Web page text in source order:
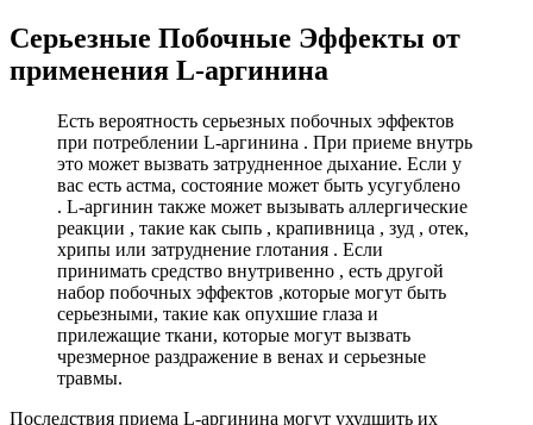
Серьезные Побочные Эффекты от
применения L-аргинина
Есть вероятность серьезных побочных эффектов
при потреблении L-аргинина . При приеме внутрь
это может вызвать затрудненное дыхание. Если у
вас есть астма, состояние может быть усугублено
. L-аргинин также может вызывать аллергические
реакции , такие как сыпь , крапивница , зуд , отек,
хрипы или затруднение глотания . Если
принимать средство внутривенно , есть другой
набор побочных эффектов ,которые могут быть
серьезными, такие как опухшие глаза и
прилежащие ткани, которые могут вызвать
чрезмерное раздражение в венах и серьезные
травмы.
Последствия приема L-аргинина могут ухудшить их